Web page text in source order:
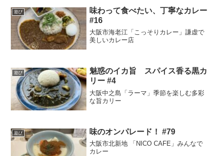
遊び
味わって食べたい、丁寧なカレー
#16
大阪市海老江「こっそりカレー」謙虚で
美しいカレー店
遊び
魅惑のイカ旨 スパイス香る黒カ
リー #4
大阪中之島「ラーマ」季節を楽しむ多彩
な旨カリー
遊び 味のオンパレード！ #79
大阪市北新地 「NICO CAFE」みんなで
カレー